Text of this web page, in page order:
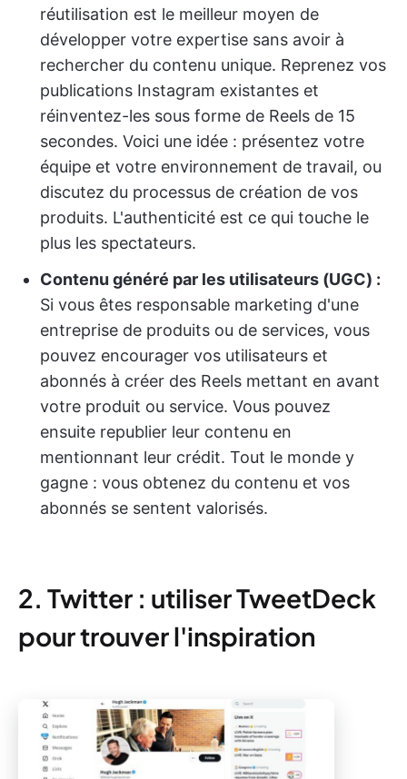
réutilisation est le meilleur moyen de
développer votre expertise sans avoir à
rechercher du contenu unique. Reprenez vos
publications Instagram existantes et
réinventez-les sous forme de Reels de 15
secondes. Voici une idée : présentez votre
équipe et votre environnement de travail, ou
discutez du processus de création de vos
produits. L'authenticité est ce qui touche le
plus les spectateurs.
Contenu généré par les utilisateurs (UGC) :
Si vous êtes responsable marketing d'une
entreprise de produits ou de services, vous
pouvez encourager vos utilisateurs et
abonnés à créer des Reels mettant en avant
votre produit ou service. Vous pouvez
ensuite republier leur contenu en
mentionnant leur crédit. Tout le monde y
gagne : vous obtenez du contenu et vos
abonnés se sentent valorisés.
2. Twitter : utiliser TweetDeck
pour trouver l'inspiration